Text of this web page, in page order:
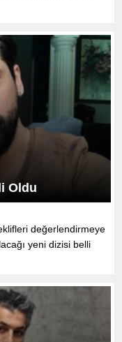
Oldu
değerlendirmeye
yeni dizisi belli